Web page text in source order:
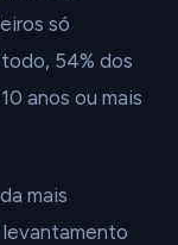
só
54% dos
anos ou mais
mais
levantamento